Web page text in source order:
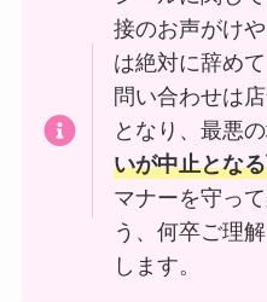
接のお声がけ
は絶対に辞め
問い合わせは
となり、最悪
いが中止とな
マナーを守っ
う、何卒ご理
します。